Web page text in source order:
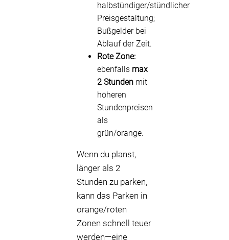
halbstündiger/stündlicher
Preisgestaltung;
Bußgelder bei
Ablauf der Zeit.
Rote Zone:
ebenfalls max
2 Stunden mit
höheren
Stundenpreisen
als
grün/orange.
Wenn du planst,
länger als 2
Stunden zu parken,
kann das Parken in
orange/roten
Zonen schnell teuer
werden—eine